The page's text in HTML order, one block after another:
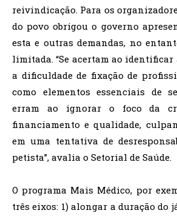
reivindicação. Para os
do povo obrigou o governo
esta e outras demandas, no
limitada. “Se acertam ao identificar
a dificuldade de fixação de
como elementos essenciais de
erram ao ignorar o foco da
financiamento e qualidade,
em uma tentativa de
petista”, avalia o Setorial de Saúde.
O programa Mais Médico, por
três eixos: 1) alongar a duração do